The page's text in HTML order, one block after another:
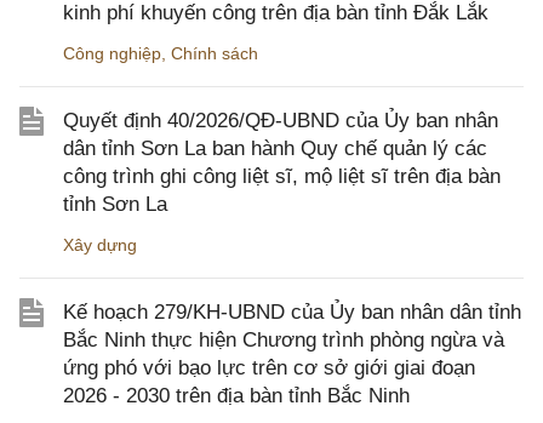
kinh phí khuyến công trên địa bàn tỉnh Đắk Lắk
Công nghiệp Chính sách
Quyết định 40/2026/QĐ-UBND của Ủy ban nhân
dân tỉnh Sơn La ban hành Quy chế quản lý các
công trình ghi công liệt sĩ, mộ liệt sĩ trên địa bàn
tỉnh Sơn La
Xây dựng
Kế hoạch 279/KH-UBND của Ủy ban nhân dân tỉnh
Bắc Ninh thực hiện Chương trình phòng ngừa và
ứng phó với bạo lực trên cơ sở giới giai đoạn
2026 - 2030 trên địa bàn tỉnh Bắc Ninh